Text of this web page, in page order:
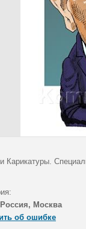
Карикатуры.
Россия, Москва
об ошибке